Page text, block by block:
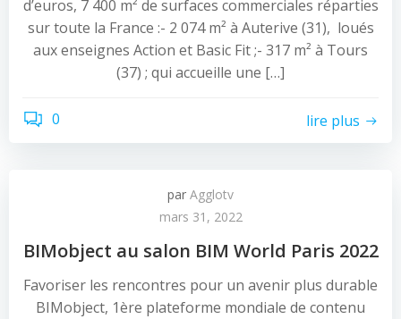
d’euros, 7 400 m² de surfaces commerciales réparties
sur toute la France :- 2 074 m² à Auterive (31), loués
aux enseignes Action et Basic Fit ;- 317 m² à Tours
(37) ; qui accueille une […]
0 lire plus
par Agglotv
mars 31, 2022
BIMobject au salon BIM World Paris 2022
Favoriser les rencontres pour un avenir plus durable
BIMobject, 1ère plateforme mondiale de contenu